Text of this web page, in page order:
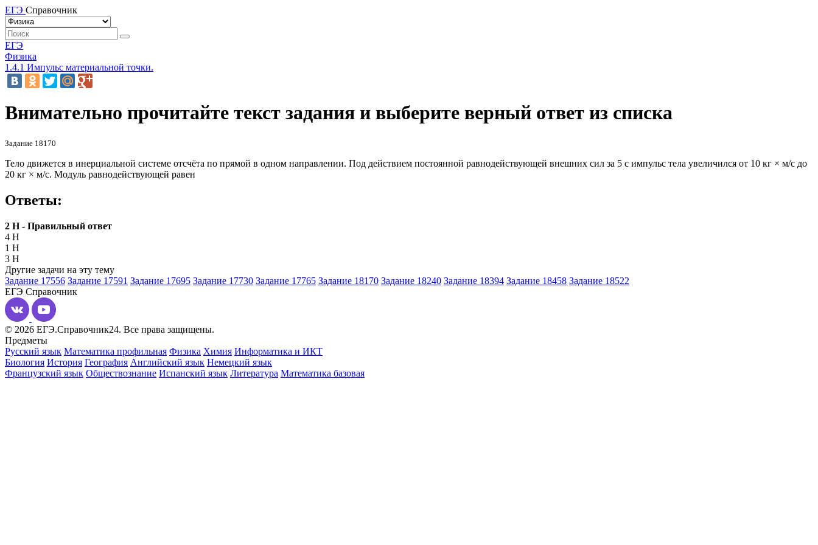
ЕГЭ Справочник
ЕГЭ
Физика
1.4.1 Импульс материальной точки.
Внимательно прочитайте текст задания и выберите верный ответ из списка
Задание 18170
Тело движется в инерциальной системе отсчёта по прямой в одном направлении. Под действием постоянной равнодействующей внешних сил за 5 с импульс тела увеличился от 10 кг × м/с до
20 кг × м/с. Модуль равнодействующей равен
Ответы:
2 Н - Правильный ответ
4 Н
1 Н
3 Н
Другие задачи на эту тему
Задание 17556 Задание 17591 Задание 17695 Задание 17730 Задание 17765 Задание 18170 Задание 18240 Задание 18394 Задание 18458 Задание 18522
ЕГЭ Справочник
© 2026 ЕГЭ.Справочник24. Все права защищены.
Предметы
Русский язык Математика профильная Физика Химия Информатика и ИКТ
Биология История География Английский язык Немецкий язык
Французский язык Обществознание Испанский язык Литература Математика базовая